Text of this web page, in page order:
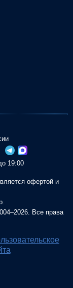
19:00
офертой и
Все права